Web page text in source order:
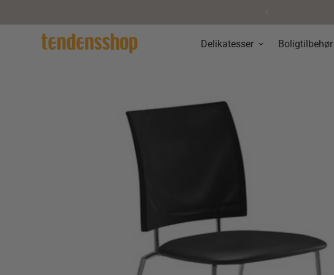
Delikatesser Boligtilbehør